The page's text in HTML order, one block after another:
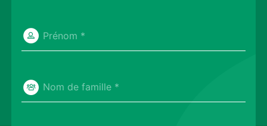
Prénom *
Nom de famille *